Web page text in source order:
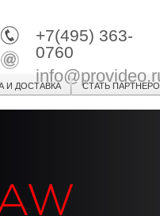
+7(495) 363-
0760
И ДОСТАВКА СТАТЬ